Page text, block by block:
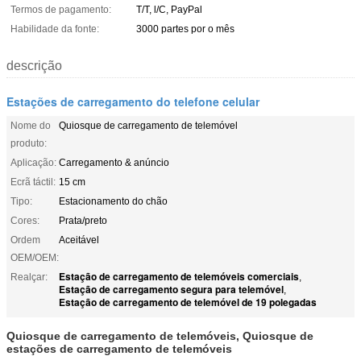
Termos de pagamento:
T/T, l/C, PayPal
Habilidade da fonte:
3000 partes por o mês
descrição
Estações de carregamento do telefone celular
Nome do
produto:
Quiosque de carregamento de telemóvel
Aplicação: Carregamento & anúncio
Ecrã táctil: 15 cm
Tipo:
Estacionamento do chão
Cores:
Prata/preto
Ordem
OEM/OEM:
Aceitável
Realçar: Estação de carregamento de telemóveis comerciais,
Estação de carregamento segura para telemóvel,
Estação de carregamento de telemóvel de 19 polegadas
Quiosque de carregamento de telemóveis, Quiosque de
estações de carregamento de telemóveis